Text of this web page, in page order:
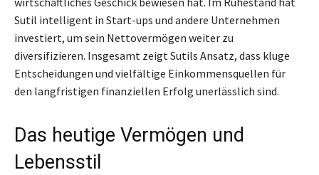
Sutil intelligent in Start-ups und andere Unternehmen
investiert, um sein Nettovermögen weiter zu
diversifizieren. Insgesamt zeigt Sutils Ansatz, dass kluge
Entscheidungen und vielfältige Einkommensquellen für
den langfristigen finanziellen Erfolg unerlässlich sind.
Das heutige Vermögen und
Lebensstil